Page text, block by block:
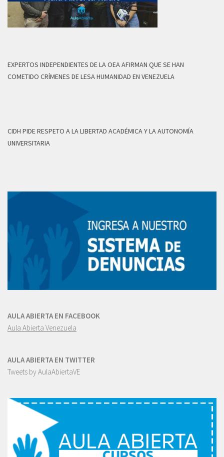
EXPERTOS INDEPENDIENTES DE LA OEA AFIRMAN QUE SE HAN
COMETIDO CRÍMENES DE LESA HUMANIDAD EN VENEZUELA
CIDH PIDE RESPETO A LA LIBERTAD ACADÉMICA Y LA AUTONOMÍA
UNIVERSITARIA
AULA ABIERTA EN FACEBOOK
Aula Abierta Venezuela
AULA ABIERTA EN TWITTER
Tweets by AulaAbiertaVE